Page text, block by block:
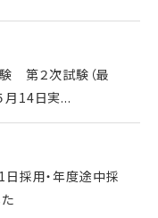
第２次試験（最
月14日実...
採用・年度途中採